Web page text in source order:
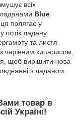
всіх
Blue
полягає у
потік ладану
та листя
чарівним кипарисом,
щоб вирішити нова
з ладаном.
товар в
Україні!